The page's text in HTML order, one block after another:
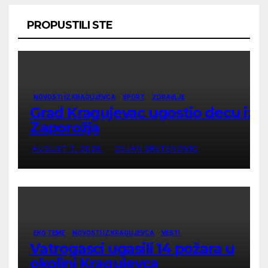
PROPUSTILI STE
NOVOSTI IZ KRAGUJEVCA SPORT ZDRAVLJE
Grad Kragujevac ugostio decu iz
Zaporožja
AUGUST 7, 2026 DEJAN SRETENOVIC
EKO TEME NOVOSTI IZ KRAGUJEVCA VESTI
Vatrogasci ugasili 14 požara u
okolini Kragujevca